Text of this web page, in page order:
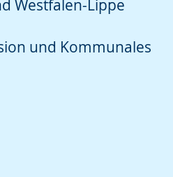
Westfalen-Lippe
und Kommunales